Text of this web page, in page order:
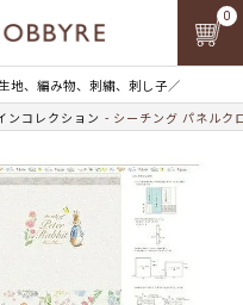
地、編み物、刺繍、刺し子／
0
ンコレクション シーチング パネル